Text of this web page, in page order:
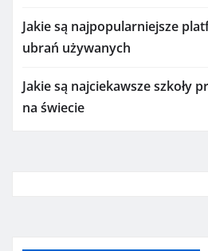
Jakie są najpopularniejsze
ubrań używanych
Jakie są najciekawsze szkoły
na świecie